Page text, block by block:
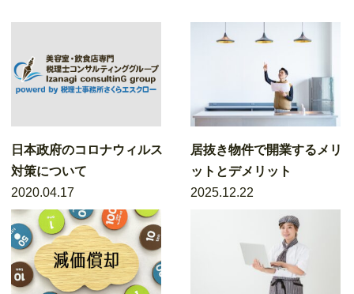
日本政府のコロナウィルス
対策について
2020.04.17
居抜き物件で開業するメリ
ットとデメリット
2025.12.22